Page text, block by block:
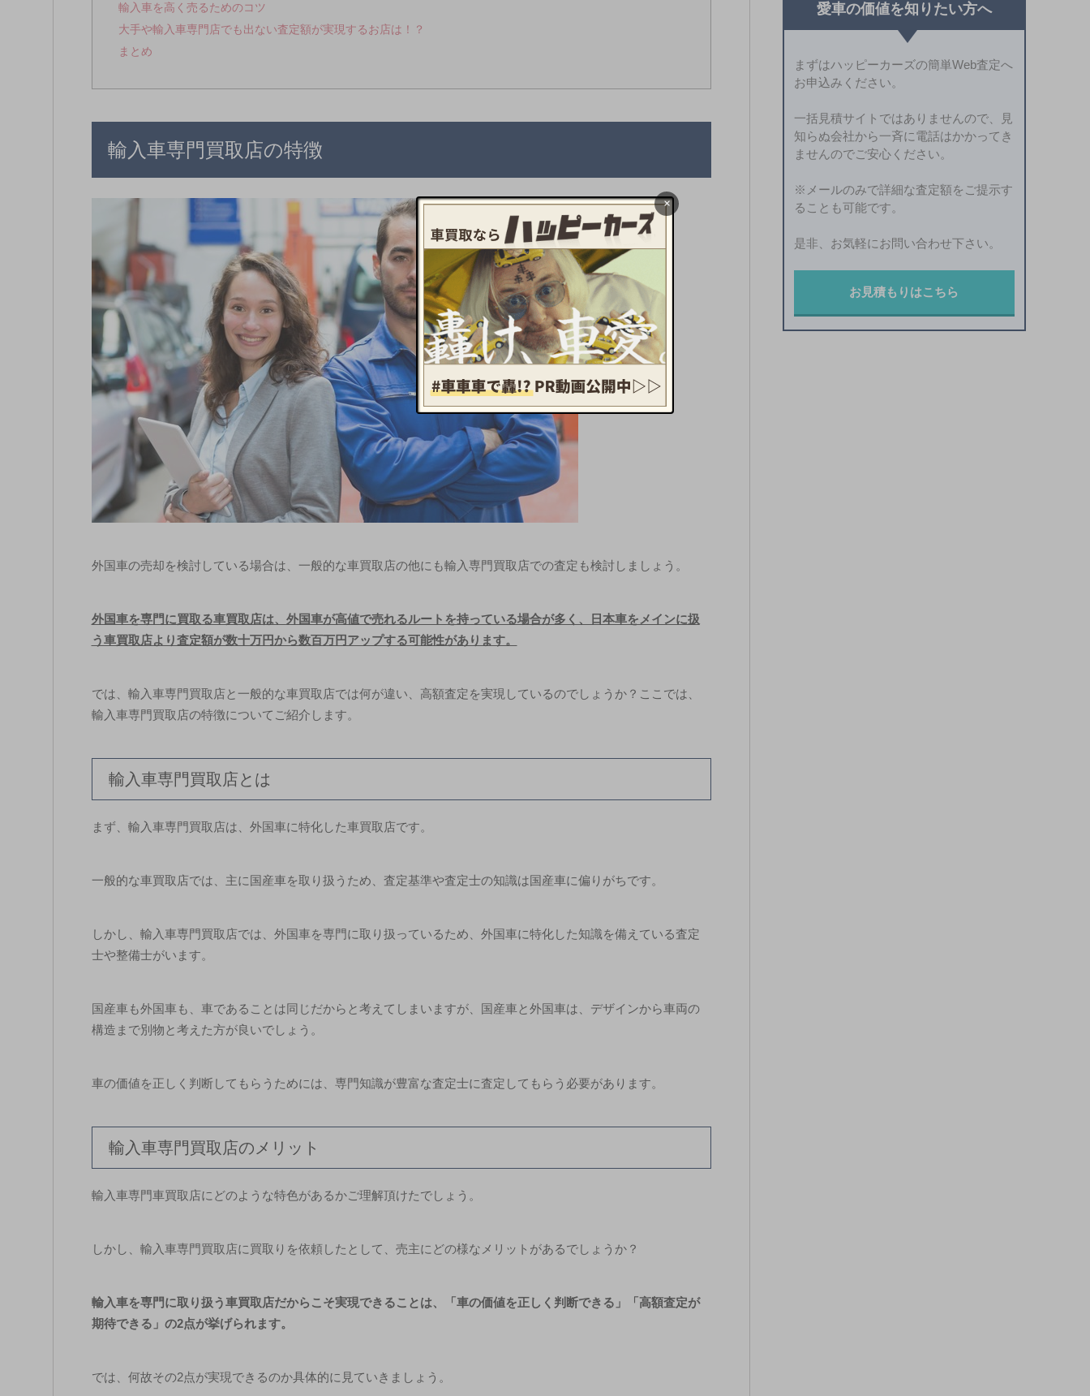
輸入車を高く売るためのコツ
大手や輸入車専門店でも出ない査定額が実現するお店は！？
まとめ
輸入車専門買取店の特徴
外国車の売却を検討している場合は、一般的な車買取店の他にも輸入専門買取店での査定も検討しましょう。
外国車を専門に買取る車買取店は、外国車が高値で売れるルートを持っている場合が多く、日本車をメインに扱
う車買取店より査定額が数十万円から数百万円アップする可能性があります。
では、輸入車専門買取店と一般的な車買取店では何が違い、高額査定を実現しているのでしょうか？ここでは、
輸入車専門買取店の特徴についてご紹介します。
輸入車専門買取店とは
まず、輸入車専門買取店は、外国車に特化した車買取店です。
一般的な車買取店では、主に国産車を取り扱うため、査定基準や査定士の知識は国産車に偏りがちです。
しかし、輸入車専門買取店では、外国車を専門に取り扱っているため、外国車に特化した知識を備えている査定
士や整備士がいます。
国産車も外国車も、車であることは同じだからと考えてしまいますが、国産車と外国車は、デザインから車両の
構造まで別物と考えた方が良いでしょう。
車の価値を正しく判断してもらうためには、専門知識が豊富な査定士に査定してもらう必要があります。
輸入車専門買取店のメリット
輸入車専門車買取店にどのような特色があるかご理解頂けたでしょう。
しかし、輸入車専門買取店に買取りを依頼したとして、売主にどの様なメリットがあるでしょうか？
輸入車を専門に取り扱う車買取店だからこそ実現できることは、
「車の価値を正しく判断できる」「高額査定が
期待できる」の2点が挙げられます。
では、何故その2点が実現できるのか具体的に見ていきましょう。
愛車の価値を知りたい方へ
まずはハッピーカーズの簡単Web査定へ
お申込みください。
一括見積サイトではありませんので、見
知らぬ会社から一斉に電話はかかってき
ませんのでご安心ください。
※メールのみで詳細な査定額をご提示す
ることも可能です。
是非、お気軽にお問い合わせ下さい。
お見積もりはこちら
×